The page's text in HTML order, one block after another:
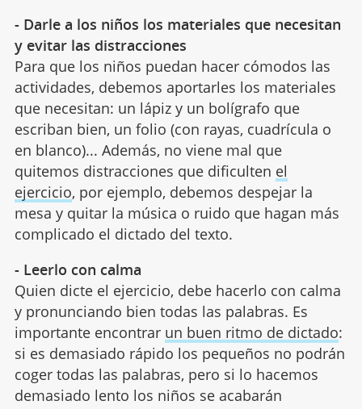
- Darle a los niños los materiales que necesitan
y evitar las distracciones
Para que los niños puedan hacer cómodos las
actividades, debemos aportarles los materiales
que necesitan: un lápiz y un bolígrafo que
escriban bien, un folio (con rayas, cuadrícula o
en blanco)... Además, no viene mal que
quitemos distracciones que dificulten el
ejercicio, por ejemplo, debemos despejar la
mesa y quitar la música o ruido que hagan más
complicado el dictado del texto.
- Leerlo con calma
Quien dicte el ejercicio, debe hacerlo con calma
y pronunciando bien todas las palabras. Es
importante encontrar un buen ritmo de dictado:
si es demasiado rápido los pequeños no podrán
coger todas las palabras, pero si lo hacemos
demasiado lento los niños se acabarán